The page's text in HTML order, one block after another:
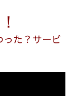
た？ サービ